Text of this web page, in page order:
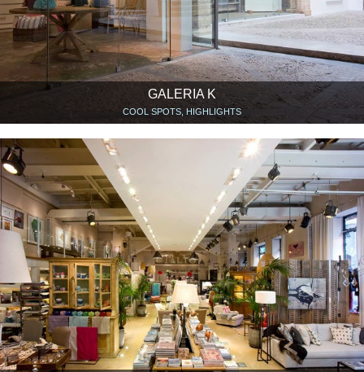
GALERIA K
COOL SPOTS, HIGHLIGHTS